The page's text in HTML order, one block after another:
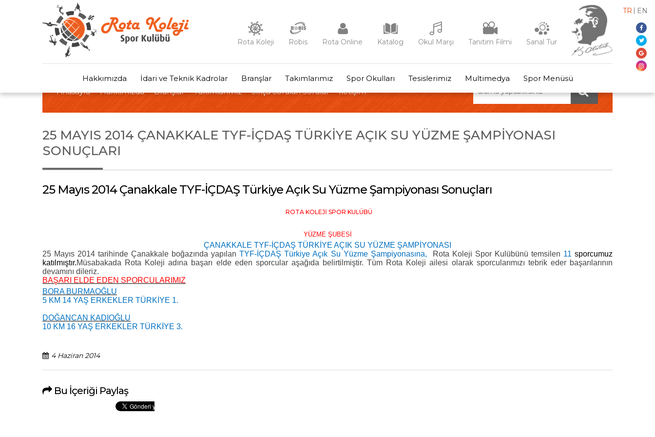
TR EN
Rota Koleji Robis Rota Online Katalog Okul Marşı Tanıtım Filmi Sanal Tur
Hakkımızda İdari ve Teknik Kadrolar Branşlar Takımlarımız Spor Okulları Tesislerimiz Multimedya
Spor Menüsü
Anasayfa
Hakkımızda Branşlar Takımlarımız Sıkça Sorulan Sorular İletişim
25 MAYIS 2014 ÇANAKKALE TYF-İÇDAŞ TÜRKIYE AÇIK SU YÜZME ŞAMPIYONASI
SONUÇLARI
25 Mayıs 2014 Çanakkale TYF-İÇDAŞ Türkiye Açık Su Yüzme Şampiyonası Sonuçları
ROTA KOLEJİ SPOR KULÜBÜ
YÜZME ŞUBESİ
ÇANAKKALE TYF-İÇDAŞ TÜRKİYE AÇIK SU YÜZME ŞAMPİYONASI
25 Mayıs 2014 tarihinde Çanakkale boğazında yapılan TYF-İÇDAŞ Türkiye Açık Su Yüzme Şampiyonasına, Rota Koleji Spor Kulübünü temsilen 11sporcumuz
katılmıştır.Müsabakada Rota Koleji adına başarı elde eden sporcular aşağıda belirtilmiştir. Tüm Rota Koleji ailesi olarak sporcularımızı tebrik eder başarılarının
devamını dileriz.
BAŞARI ELDE EDEN SPORCULARIMIZ
BORA BURMAOĞLU
5 KM 14 YAŞ ERKEKLER TÜRKİYE 1.
DOĞANCAN KADIOĞLU
10 KM 16 YAŞ ERKEKLER TÜRKİYE 3.
4 Haziran 2014
Bu İçeriği Paylaş